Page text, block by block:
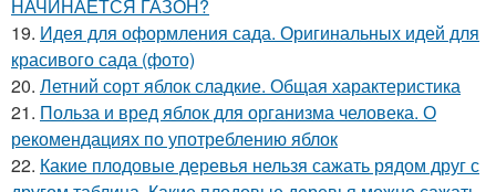
НАЧИНАЕТСЯ ГАЗОН?
19. Идея для оформления сада. Оригинальных идей для
красивого сада (фото)
20. Летний сорт яблок сладкие. Общая характеристика
21. Польза и вред яблок для организма человека. О
рекомендациях по употреблению яблок
22. Какие плодовые деревья нельзя сажать рядом друг с